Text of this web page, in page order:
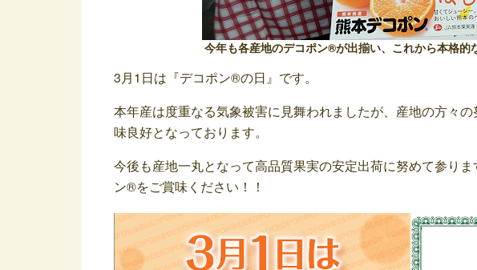
今年も各産地のデコポン®が出揃い、これから本格的
3月1日は『デコポン®の日』です。
本年産は度重なる気象被害に見舞われましたが、産地の方々
味良好となっております。
今後も産地一丸となって高品質果実の安定出荷に努めて参り
ン®をご賞味ください！！